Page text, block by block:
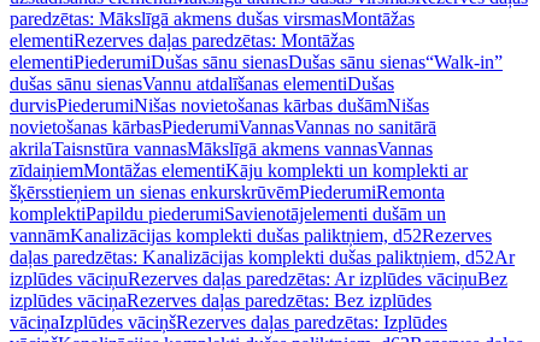
paredzētas: Mākslīgā akmens dušas virsmasMontāžas
elementiRezerves daļas paredzētas: Montāžas
elementiPiederumiDušas sānu sienasDušas sānu sienas“Walk-in”
dušas sānu sienasVannu atdalīšanas elementiDušas
durvisPiederumiNišas novietošanas kārbas dušāmNišas
novietošanas kārbasPiederumiVannasVannas no sanitārā
akrilaTaisnstūra vannasMākslīgā akmens vannasVannas
zīdaiņiemMontāžas elementiKāju komplekti un komplekti ar
šķērsstieņiem un sienas enkurskrūvēmPiederumiRemonta
komplektiPapildu piederumiSavienotājelementi dušām un
vannāmKanalizācijas komplekti dušas paliktņiem, d52Rezerves
daļas paredzētas: Kanalizācijas komplekti dušas paliktņiem, d52Ar
izplūdes vāciņuRezerves daļas paredzētas: Ar izplūdes vāciņuBez
izplūdes vāciņaRezerves daļas paredzētas: Bez izplūdes
vāciņaIzplūdes vāciņšRezerves daļas paredzētas: Izplūdes